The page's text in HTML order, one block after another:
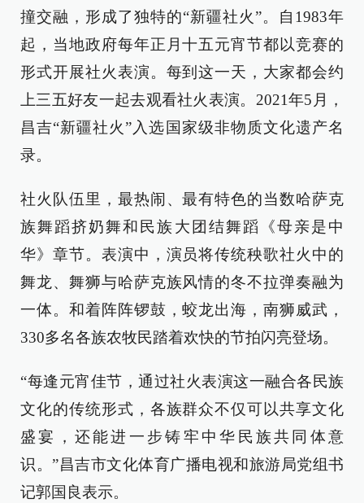
撞交融，形成了独特的“新疆社火”。自1983年
起，当地政府每年正月十五元宵节都以竞赛的
形式开展社火表演。每到这一天，大家都会约
上三五好友一起去观看社火表演。2021年5月，
昌吉“新疆社火”入选国家级非物质文化遗产名
录。
社火队伍里，最热闹、最有特色的当数哈萨克
族舞蹈挤奶舞和民族大团结舞蹈《母亲是中
华》章节。表演中，演员将传统秧歌社火中的
舞龙、舞狮与哈萨克族风情的冬不拉弹奏融为
一体。和着阵阵锣鼓，蛟龙出海，南狮威武，
330多名各族农牧民踏着欢快的节拍闪亮登场。
“每逢元宵佳节，通过社火表演这一融合各民族
文化的传统形式，各族群众不仅可以共享文化
盛宴，还能进一步铸牢中华民族共同体意
识。”昌吉市文化体育广播电视和旅游局党组书
记郭国良表示。